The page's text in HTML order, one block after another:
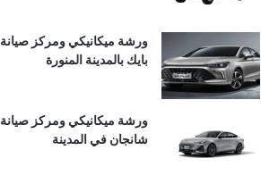
ورشة ميكانيكي ومركز صيانة
بايك بالمدينة المنورة
ورشة ميكانيكي ومركز صيانة
شانجان في المدينة